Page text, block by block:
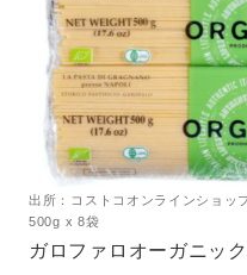
出所：コストコオンラインショッ
500g x 8袋
ガロファロオーガニッ